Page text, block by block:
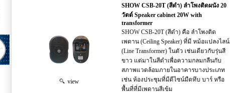
view
SHOW CSB-20T (สีดำ) ลำโพงติดผนัง 20
วัตต์ Speaker cabinet 20W with
transformer
SHOW CSB-20T (สีดำ) คือ ลำโพงติด
เพดาน (Ceiling Speaker) ที่มี หม้อแปลงไลน์
(Line Transformer) ในตัว เช่นเดียวกับรุ่นสี
ขาว แต่มาในสีดำเพื่อความกลมกลืนกับ
สภาพแวดล้อมภายในอาคารบางประเภท
เช่น ห้องประชุมที่มีดีไซน์มืดทึบ บาร์ หรือ
พื้นที่ที่มีเพดานสีเข้ม